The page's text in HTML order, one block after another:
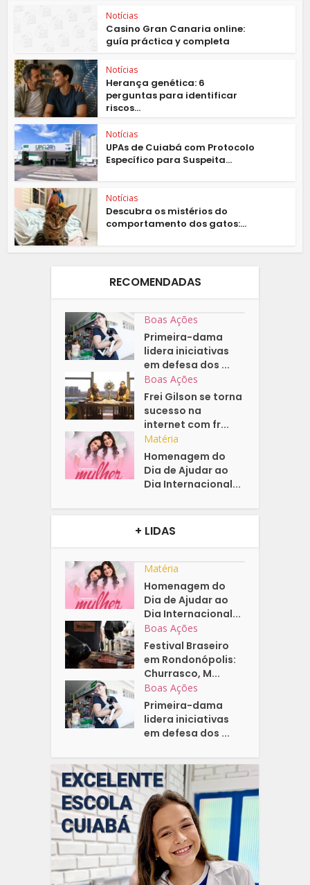
Notícias
Casino Gran Canaria online:
guía práctica y completa
Notícias
Herança genética: 6
perguntas para identificar
riscos...
Notícias
UPAs de Cuiabá com Protocolo
Específico para Suspeita...
Notícias
Descubra os mistérios do
comportamento dos gatos:...
RECOMENDADAS
Boas Ações
Primeira-dama
lidera iniciativas
em defesa dos ...
Boas Ações
Frei Gilson se torna
sucesso na
internet com fr...
Matéria
Homenagem do
Dia de Ajudar ao
Dia Internacional...
+ LIDAS
Matéria
Homenagem do
Dia de Ajudar ao
Dia Internacional...
Boas Ações
Festival Braseiro
em Rondonópolis:
Churrasco, M...
Boas Ações
Primeira-dama
lidera iniciativas
em defesa dos ...